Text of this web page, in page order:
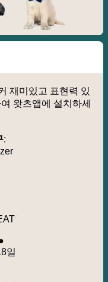
재미있고 표현력 있
왓츠앱에 설치하세
:
일